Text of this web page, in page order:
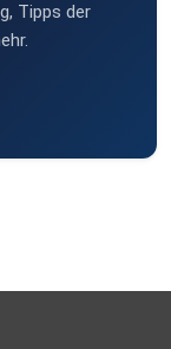
Tipps der